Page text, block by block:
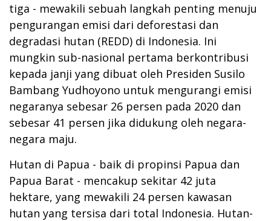
tiga - mewakili sebuah langkah penting menuju
pengurangan emisi dari deforestasi dan
degradasi hutan (REDD) di Indonesia. Ini
mungkin sub-nasional pertama berkontribusi
kepada janji yang dibuat oleh Presiden Susilo
Bambang Yudhoyono untuk mengurangi emisi
negaranya sebesar 26 persen pada 2020 dan
sebesar 41 persen jika didukung oleh negara-
negara maju.
Hutan di Papua - baik di propinsi Papua dan
Papua Barat - mencakup sekitar 42 juta
hektare, yang mewakili 24 persen kawasan
hutan yang tersisa dari total Indonesia. Hutan-